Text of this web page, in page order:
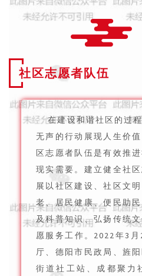
社区志愿者队伍
在建设和谐社区的过程
无声的行动展现人生价
区志愿者队伍是有效推
现实需要。建立健全社
展以社区建设、社区文
老、居民健康、便民助
及科普知识、弘扬传统
愿服务工作。2022年3
厅、德阳市民政局、旌
街道社工站、成都聚力